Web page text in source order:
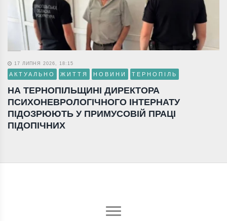
17 ЛИПНЯ 2026, 18:15
АКТУАЛЬНО ЖИТТЯ НОВИНИ ТЕРНОПІЛЬ
НА ТЕРНОПІЛЬЩИНІ ДИРЕКТОРА
ПСИХОНЕВРОЛОГІЧНОГО ІНТЕРНАТУ
ПІДОЗРЮЮТЬ У ПРИМУСОВІЙ ПРАЦІ
ПІДОПІЧНИХ